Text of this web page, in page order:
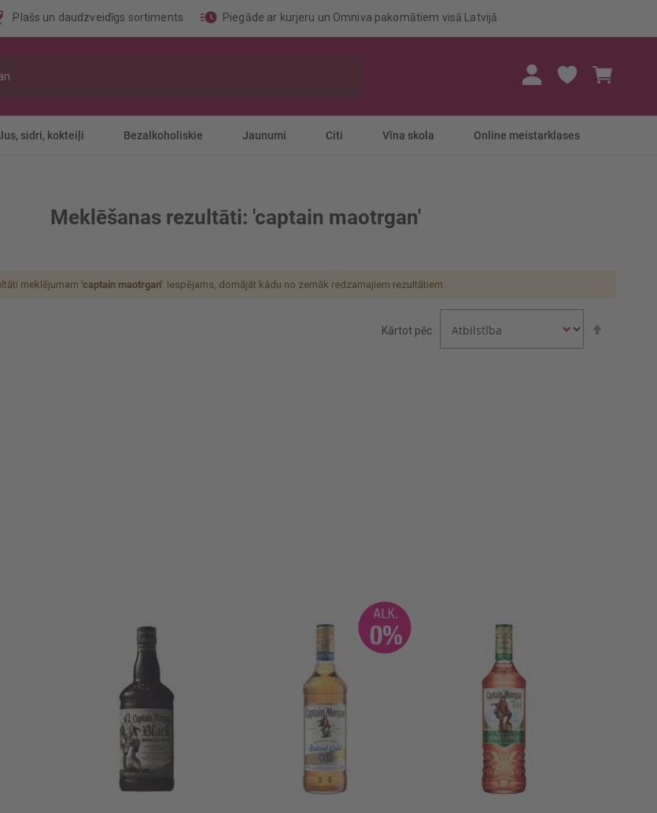
Plašs un daudzveidīgs sortiments Piegāde ar kurjeru un Omniva pakomātiem visā Latvijā
sidri, kokteiļi Bezalkoholiskie Jaunumi Citi Vīna skola Online meistarklases
Meklēšanas rezultāti: 'captain maotrgan'
meklējumam 'captain maotrgan'. Iespējams, domājāt kādu no zemāk redzamajiem rezultātiem.
Kārtot pēc
Rums Captain Morgan 0% b/a